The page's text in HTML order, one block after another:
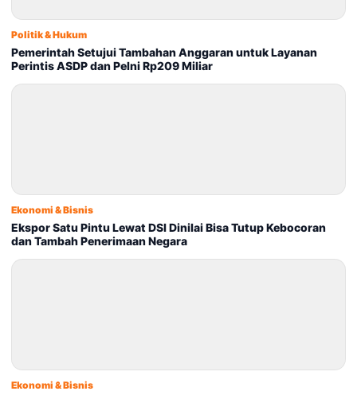
Politik & Hukum
Pemerintah Setujui Tambahan Anggaran untuk Layanan
Perintis ASDP dan Pelni Rp209 Miliar
Ekonomi & Bisnis
Ekspor Satu Pintu Lewat DSI Dinilai Bisa Tutup Kebocoran
dan Tambah Penerimaan Negara
Ekonomi & Bisnis